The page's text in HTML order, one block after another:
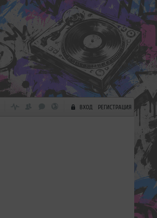
ВХОД РЕГИСТРАЦИЯ